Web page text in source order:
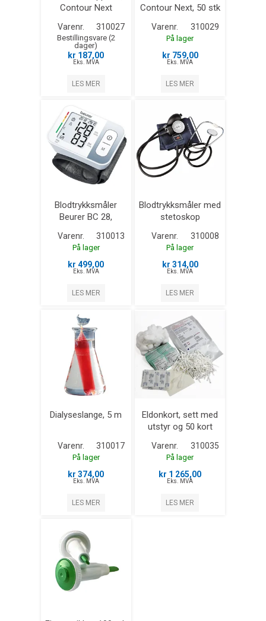
Contour Next
Varenr. 310027
Bestillingsvare (2
dager)
kr 187,00
Eks. MVA
LES MER
Contour Next, 50 stk
Varenr. 310029
På lager
kr 759,00
Eks. MVA
LES MER
Blodtrykksmåler
Beurer BC 28,
Varenr. 310013
På lager
kr 499,00
Eks. MVA
LES MER
Blodtrykksmåler med
stetoskop
Varenr. 310008
På lager
kr 314,00
Eks. MVA
LES MER
Dialyseslange, 5 m
Varenr. 310017
På lager
kr 374,00
Eks. MVA
LES MER
Eldonkort, sett med
utstyr og 50 kort
Varenr. 310035
På lager
kr 1 265,00
Eks. MVA
LES MER